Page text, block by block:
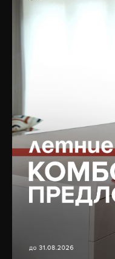
Лазерная косметология
Терапевтическая
косметология
Коррекция фигуры
Сочетанные протоколы
Мужская косметология
Трихология